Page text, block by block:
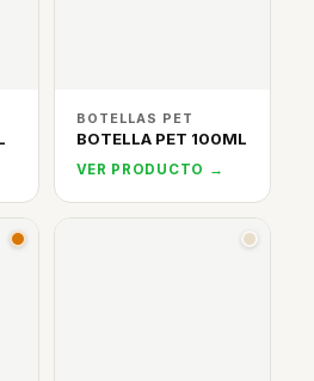
BOTELLAS PET
BOTELLA PET 100ML
VER PRODUCTO →